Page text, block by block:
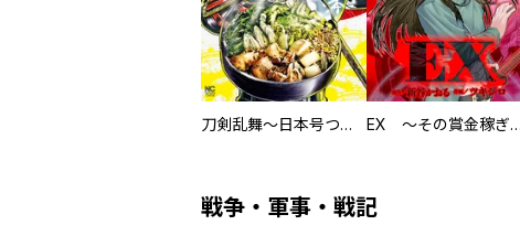
刀剣乱舞～日本号つれづれ酒～ EX ～その賞金稼ぎは、世界の出口を探す～【単行本版】
戦争・軍事・戦記